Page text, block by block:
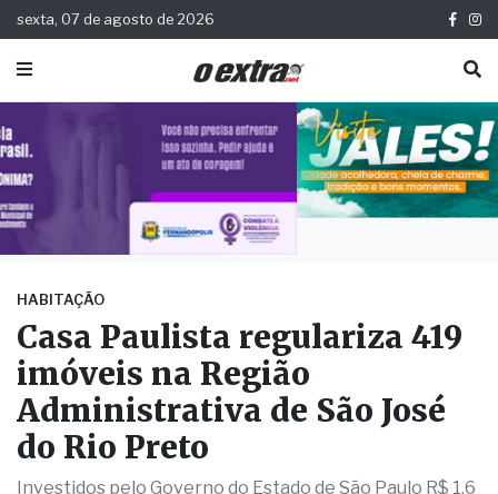
sexta, 07 de agosto de 2026
Casa Paulista regulariza 419
imóveis na Região
Administrativa de São José
do Rio Preto
Investidos pelo Governo do Estado de São Paulo R$ 1,6
milhão para entrega de títulos